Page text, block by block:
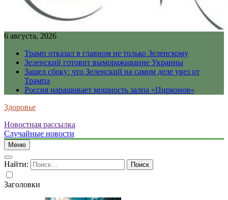
6 августа, 2026
Трамп отказал в главном не только Зеленскому
Зеленский готовит вымораживание Украины
Зашел сбоку: что Зеленский на самом деле увез от
Трампа
Россия наращивает мощность залпа «Цирконов»
Здоровье
Новостная рассылка
Случайные новости
Меню
Найти:
Заголовки